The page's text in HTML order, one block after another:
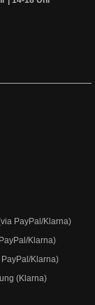
PayPal/Klarna)
Klarna)
Klarna)
(Klarna)